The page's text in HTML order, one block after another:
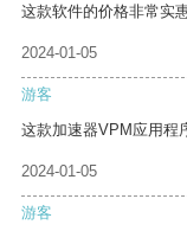
这款软件的价格非常实
2024-01-05
游客
这款加速器VPM应用程
2024-01-05
游客